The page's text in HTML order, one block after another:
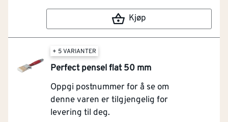
Kjøp
+ 5 VARIANTER
Perfect pensel flat 50 mm
Oppgi postnummer for å se om
denne varen er tilgjengelig for
levering til deg.